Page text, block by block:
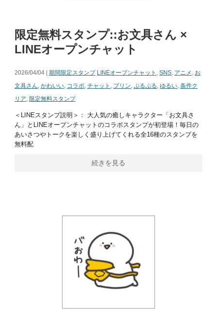
限定無料スタンプ::お文具さん ×
LINEオープンチャット
2026/04/04 | 期間限定スタンプ LINEオープンチャット , SNS, アニメ , お
文具さん, かわいい, コラボ, チャット , プリン, ぷるぷる, ゆるい, 条件ク
リア, 限定無料スタンプ
＜LINEスタンプ説明＞： 大人気の癒しキャラクター「お文具さ
ん」とLINEオープンチャットのコラボスタンプが初登場！毎日の
あいさつやトークを楽しく盛り上げてくれる全16種のスタンプを
無料配
続きを見る